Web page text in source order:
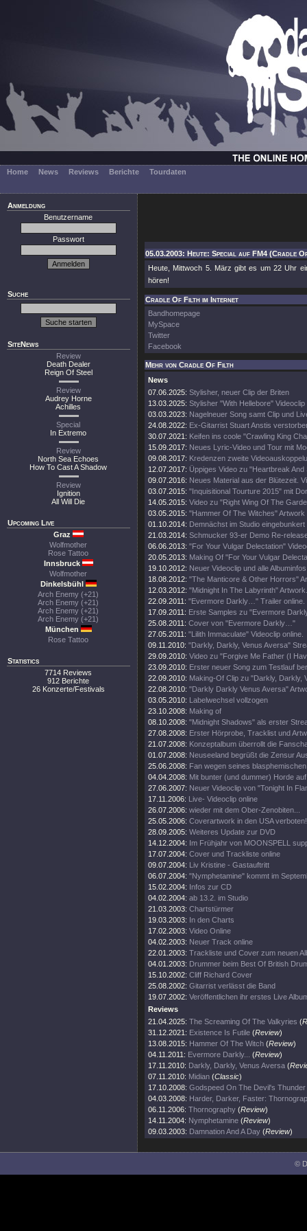
Home News Reviews Berichte Tourdaten
Anmeldung
Benutzername
Passwort
Suche
SiteNews
Review
Death Dealer
Reign Of Steel
Review
Audrey Horne
Achilles
Special
In Extremo
Review
North Sea Echoes
How To Cast A Shadow
Review
Ignition
All Will Die
Upcoming Live
Graz
Wolfmother
Rose Tattoo
Innsbruck
Wolfmother
Dinkelsbühl
Arch Enemy (+21)
Arch Enemy (+21)
Arch Enemy (+21)
Arch Enemy (+21)
München
Rose Tattoo
Statistics
7714 Reviews
912 Berichte
26 Konzerte/Festivals
05.03.2003: Heute: Special auf FM4 (Cradle
Heute, Mittwoch 5. März gibt es um 22 Uhr
hören!
Cradle Of Filth im Internet
Bandhomepage
MySpace
Twitter
Facebook
Mehr von Cradle Of Filth
News
07.06.2025: Stylisher, neuer Clip der Briten
13.03.2025: Stylisher "With Hellebore" Videoclip
03.03.2023: Nagelneuer Song samt Clip und
24.08.2022: Ex-Gitarrist Stuart Anstis
30.07.2021: Keifen ins coole "Crawling King
15.09.2017: Neues Lyric-Video und Tour mit
09.08.2017: Kredenzen zweite
12.07.2017: Üppiges Video zu "Heartbreak And
09.07.2016: Neues Material aus der Blütezeit.
03.07.2015: "Inquisitional Tourture 2015" mit
14.05.2015: Video zu "Right Wing Of The
03.05.2015: "Hammer Of The Witches" Artwork
01.10.2014: Demnächst im Studio eingebunkert
21.03.2014: Schmucker 93-er Demo Re-
06.06.2013: "For Your Vulgar Delectation"
20.05.2013: Making Of "For Your Vulgar
19.10.2012: Neuer Videoclip und alle
18.08.2012: "The Manticore & Other Horrors"
12.03.2012: "Midnight In The Labyrinth" Artwork.
22.09.2011: "Evermore Darkly…" Trailer online.
17.09.2011: Erste Samples zu "Evermore
25.08.2011: Cover von "Evermore Darkly…"
27.05.2011: "Lilith Immaculate" Videoclip online.
09.11.2010: "Darkly, Darkly, Venus Aversa"
29.09.2010: Video zu "Forgive Me Father (I
23.09.2010: Erster neuer Song zum Testlauf
22.09.2010: Making-Of Clip zu "Darkly, Darkly,
22.08.2010: "Darkly Darkly Venus Aversa"
03.05.2010: Labelwechsel vollzogen
23.10.2008: Making of
08.10.2008: "Midnight Shadows" als erster
27.08.2008: Erster Hörprobe, Tracklist und
21.07.2008: Konzeptalbum überrollt die
01.07.2008: Neuseeland begrüßt die Zensur
25.06.2008: Fan wegen seines
04.04.2008: Mit bunter (und dummer) Horde
27.06.2007: Neuer Videoclip von "Tonight In
17.11.2006: Live- Videoclip online
26.07.2006: wieder mit dem Ober-Zenobiten...
25.05.2006: Coverartwork in den USA verboten!
28.09.2005: Weiteres Update zur DVD
14.12.2004: Im Frühjahr von MOONSPELL
17.07.2004: Cover und Trackliste online
09.07.2004: Liv Kristine - Gastauftritt
06.07.2004: "Nymphetamine" kommt im
15.02.2004: Infos zur CD
04.02.2004: ab 13.2. im Studio
21.03.2003: Chartstürmer
19.03.2003: In den Charts
17.02.2003: Video Online
04.02.2003: Neuer Track online
22.01.2003: Trackliste und Cover zum neuen
04.01.2003: Drummer beim Best Of British
15.10.2002: Cliff Richard Cover
25.08.2002: Gitarrist verlässt die Band
19.07.2002: Veröffentlichen ihr erstes Live
Reviews
21.04.2025: The Screaming Of The Valkyries (
31.12.2021: Existence Is Futile (Review)
13.08.2015: Hammer Of The Witch (Review)
04.11.2011: Evermore Darkly... (Review)
17.11.2010: Darkly, Darkly, Venus Aversa (
07.11.2010: Midian (Classic)
17.10.2008: Godspeed On The Devil's Thunder
04.03.2008: Harder, Darker, Faster:
06.11.2006: Thornography (Review)
14.11.2004: Nymphetamine (Review)
09.03.2003: Damnation And A Day (Review)
©